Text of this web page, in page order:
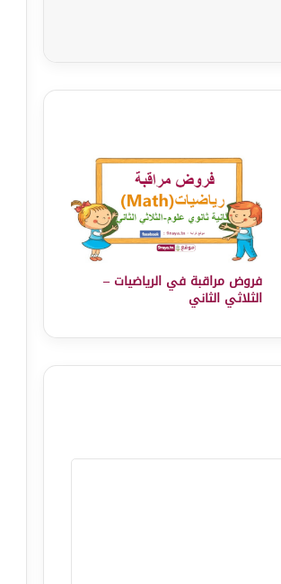
فروض مراقبة في الرياضيات –
الثلاثي الثاني